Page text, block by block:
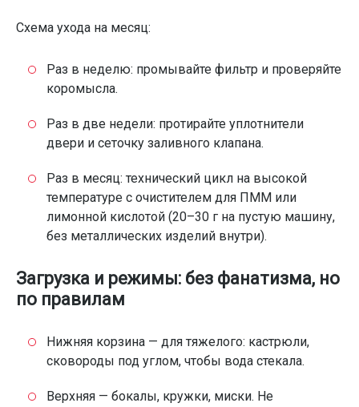
Схема ухода на месяц:
Раз в неделю: промывайте фильтр и проверяйте
коромысла.
Раз в две недели: протирайте уплотнители
двери и сеточку заливного клапана.
Раз в месяц: технический цикл на высокой
температуре с очистителем для ПММ или
лимонной кислотой (20–30 г на пустую машину,
без металлических изделий внутри).
Загрузка и режимы: без фанатизма, но
по правилам
Нижняя корзина — для тяжелого: кастрюли,
сковороды под углом, чтобы вода стекала.
Верхняя — бокалы, кружки, миски. Не